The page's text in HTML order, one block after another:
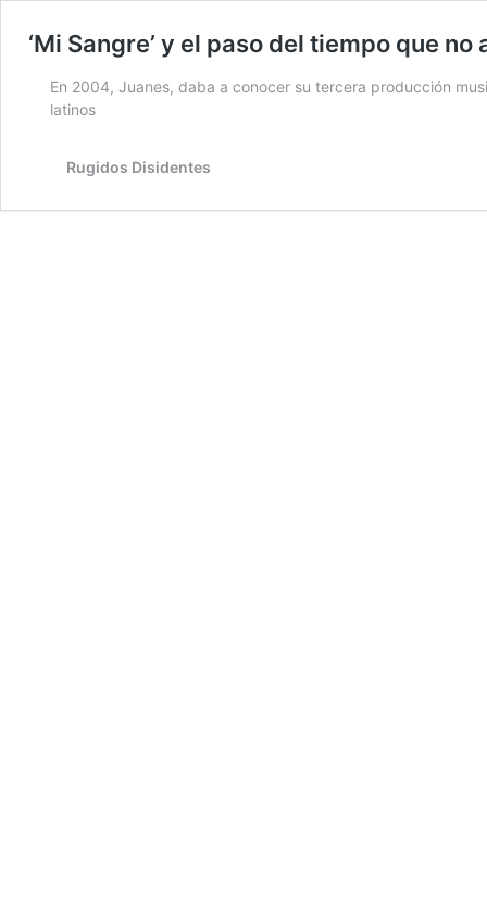
‘Mi Sangre’ y el paso del tiempo que
En 2004, Juanes, daba a conocer su tercera producción
latinos
Rugidos Disidentes